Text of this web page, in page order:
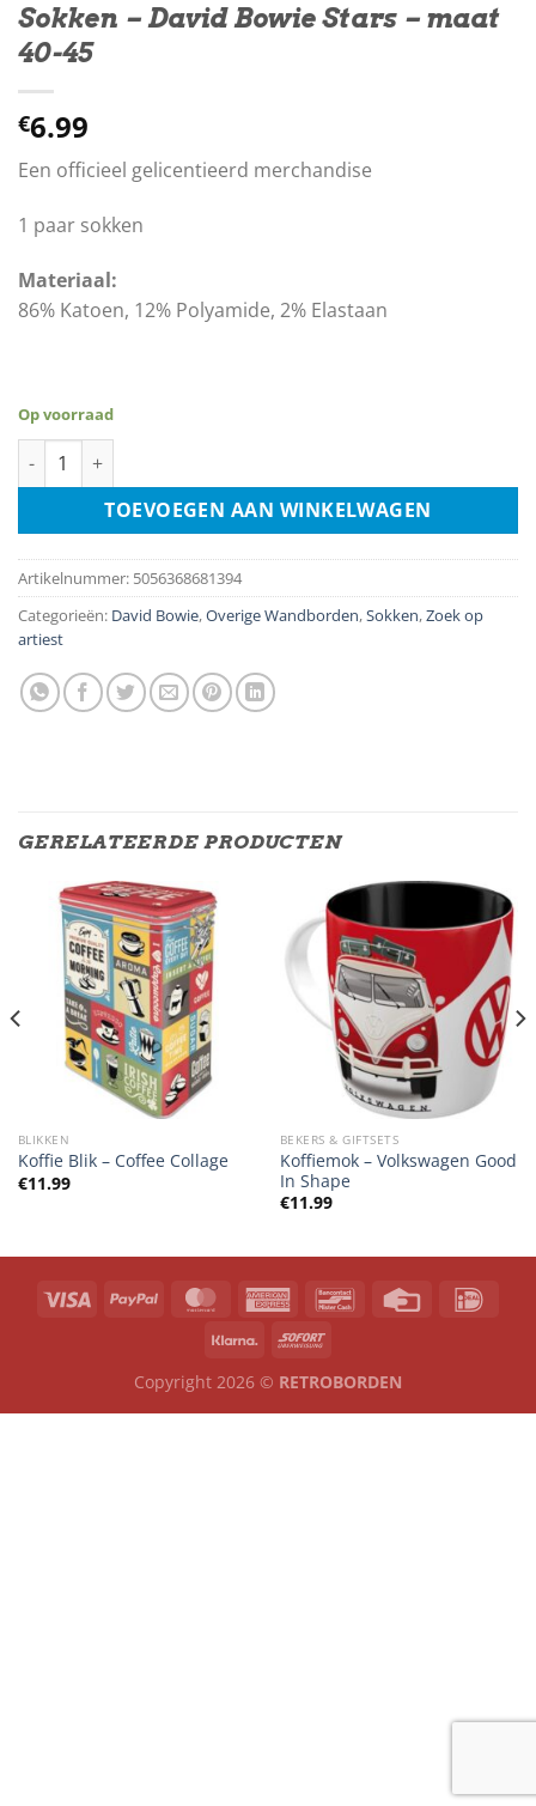
Sokken – David Bowie Stars – maat
40-45
€6.99
Een officieel gelicentieerd merchandise
1 paar sokken
Materiaal:
86% Katoen, 12% Polyamide, 2% Elastaan
Op voorraad
Sokken – David Bowie Stars - maat 40-45 aantal
TOEVOEGEN AAN WINKELWAGEN
Artikelnummer: 5056368681394
Categorieën: David Bowie,Overige Wandborden,Sokken,Zoek op
artiest
GERELATEERDE PRODUCTEN
BLIKKEN
Koffie Blik – Coffee Collage
€11.99
BEKERS & GIFTSETS
Koffiemok – Volkswagen Good
In Shape
€11.99
Copyright 2026 © RETROBORDEN